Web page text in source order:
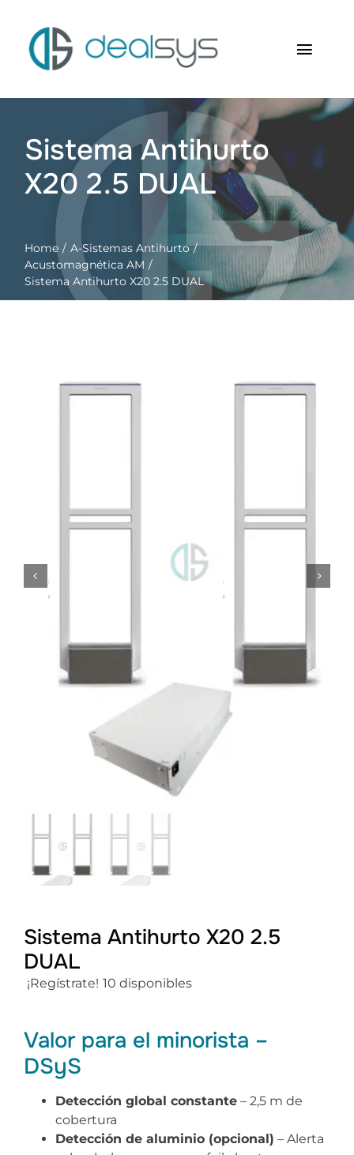
contenido
Quienes somos
Productos
Contacto
Sistema Antihurto
X20 2.5 DUAL
Home
A-Sistemas Antihurto
Acustomagnética AM
Sistema Antihurto X20 2.5 DUAL
Sistema Antihurto X20 2.5
DUAL
¡Regístrate! 10 disponibles
Valor para el minorista –
DSyS
Detección global constante – 2,5 m de
cobertura
Detección de aluminio (opcional) – Alerta